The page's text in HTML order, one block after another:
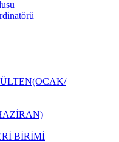
BİRİMİ